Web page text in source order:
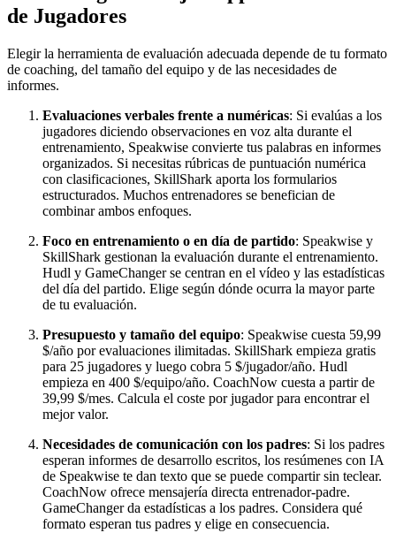
de Jugadores
Elegir la herramienta de evaluación adecuada depende de tu formato
de coaching, del tamaño del equipo y de las necesidades de
informes.
Evaluaciones verbales frente a numéricas: Si evalúas a los
jugadores diciendo observaciones en voz alta durante el
entrenamiento, Speakwise convierte tus palabras en informes
organizados. Si necesitas rúbricas de puntuación numérica
con clasificaciones, SkillShark aporta los formularios
estructurados. Muchos entrenadores se benefician de
combinar ambos enfoques.
Foco en entrenamiento o en día de partido: Speakwise y
SkillShark gestionan la evaluación durante el entrenamiento.
Hudl y GameChanger se centran en el vídeo y las estadísticas
del día del partido. Elige según dónde ocurra la mayor parte
de tu evaluación.
Presupuesto y tamaño del equipo: Speakwise cuesta 59,99
$/año por evaluaciones ilimitadas. SkillShark empieza gratis
para 25 jugadores y luego cobra 5 $/jugador/año. Hudl
empieza en 400 $/equipo/año. CoachNow cuesta a partir de
39,99 $/mes. Calcula el coste por jugador para encontrar el
mejor valor.
Necesidades de comunicación con los padres: Si los padres
esperan informes de desarrollo escritos, los resúmenes con IA
de Speakwise te dan texto que se puede compartir sin teclear.
CoachNow ofrece mensajería directa entrenador-padre.
GameChanger da estadísticas a los padres. Considera qué
formato esperan tus padres y elige en consecuencia.